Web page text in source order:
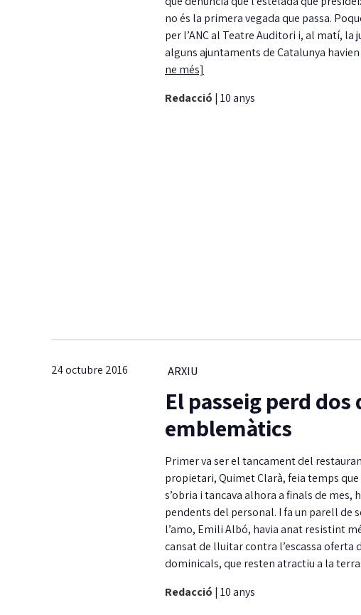
no és la primera vegada que passa.
per l’ANC al Teatre Auditori i, al matí,
alguns ajuntaments de Catalunya
ne més]
Redacció | 10 anys
24 octubre 2016 ARXIU
El passeig perd
emblemàtics
Primer va ser el tancament del
propietari, Quimet Clarà, feia temps
s’obria i tancava alhora a finals de
pendents del personal. I fa un parell de
l’amo, Emili Albó, havia anat resistint
cansat de lluitar contra l’escassa oferta
dominicals, que resten atractiu a la
Redacció | 10 anys